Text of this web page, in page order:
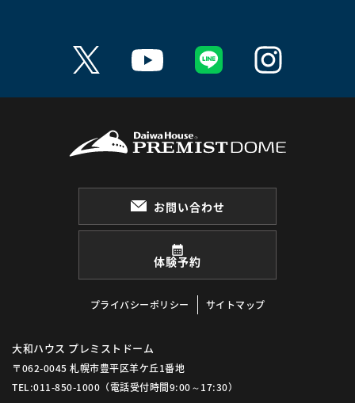
お問い合わせ
体験予約
プライバシーポリシー サイトマップ
大和ハウス プレミストドーム
〒062-0045 札幌市豊平区羊ケ丘1番地
TEL:011-850-1000 （電話受付時間9:00～17:30）